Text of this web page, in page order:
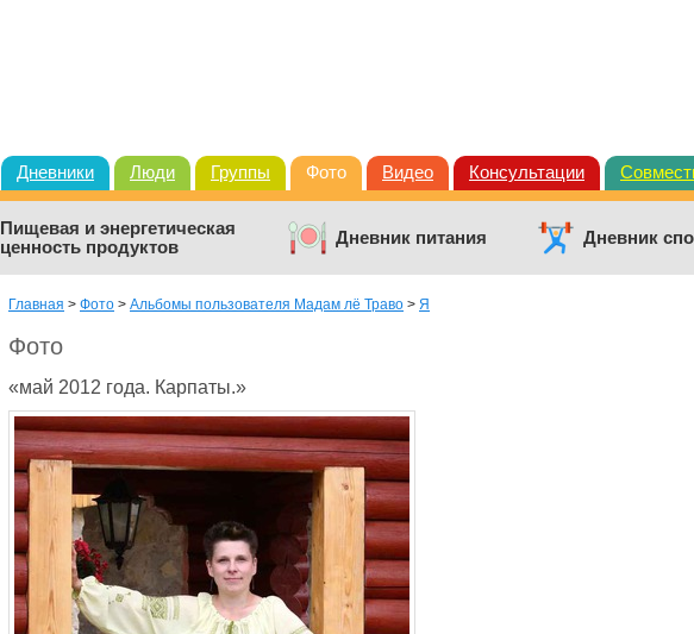
Дневники Люди Группы Фото Видео Консультации
Пищевая и энергетическая
ценность продуктов
Дневник питания Дневник
Главная > Фото > Альбомы пользователя Мадам лё Траво > Я
Фото
«май 2012 года. Карпаты.»